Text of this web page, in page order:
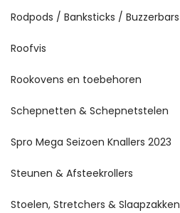
Rodpods / Banksticks / Buzzerbars
Roofvis
Rookovens en toebehoren
Schepnetten & Schepnetstelen
Spro Mega Seizoen Knallers 2023
Steunen & Afsteekrollers
Stoelen, Stretchers & Slaapzakken